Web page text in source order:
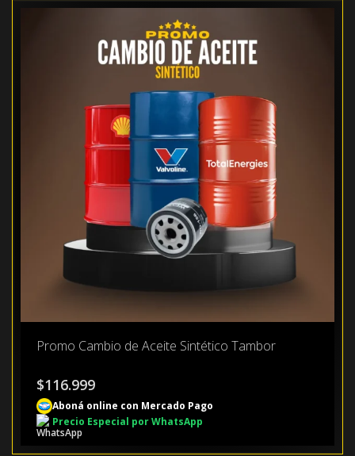
Promo Cambio de Aceite Sintético Tambor
$116.999
Aboná online con Mercado Pago
Precio Especial por WhatsApp